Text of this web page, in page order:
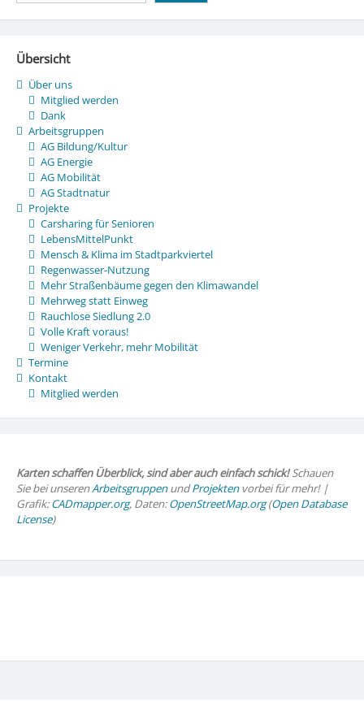
Übersicht
Über uns
Mitglied werden
Dank
Arbeitsgruppen
AG Bildung/Kultur
AG Energie
AG Mobilität
AG Stadtnatur
Projekte
Carsharing für Senioren
LebensMittelPunkt
Mensch & Klima im Stadtparkviertel
Regenwasser-Nutzung
Mehr Straßenbäume gegen den Klimawandel
Mehrweg statt Einweg
Rauchlose Siedlung 2.0
Volle Kraft voraus!
Weniger Verkehr, mehr Mobilität
Termine
Kontakt
Mitglied werden
Karten schaffen Überblick, sind aber auch einfach schick!Schauen
Sie bei unserenArbeitsgruppenundProjektenvorbei für mehr! |
Grafik:CADmapper.org, Daten:OpenStreetMap.org(Open Database
License)